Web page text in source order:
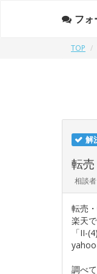
フォ
TOP
解
転
相談
転売
楽天
「II-
yahoo
調べ